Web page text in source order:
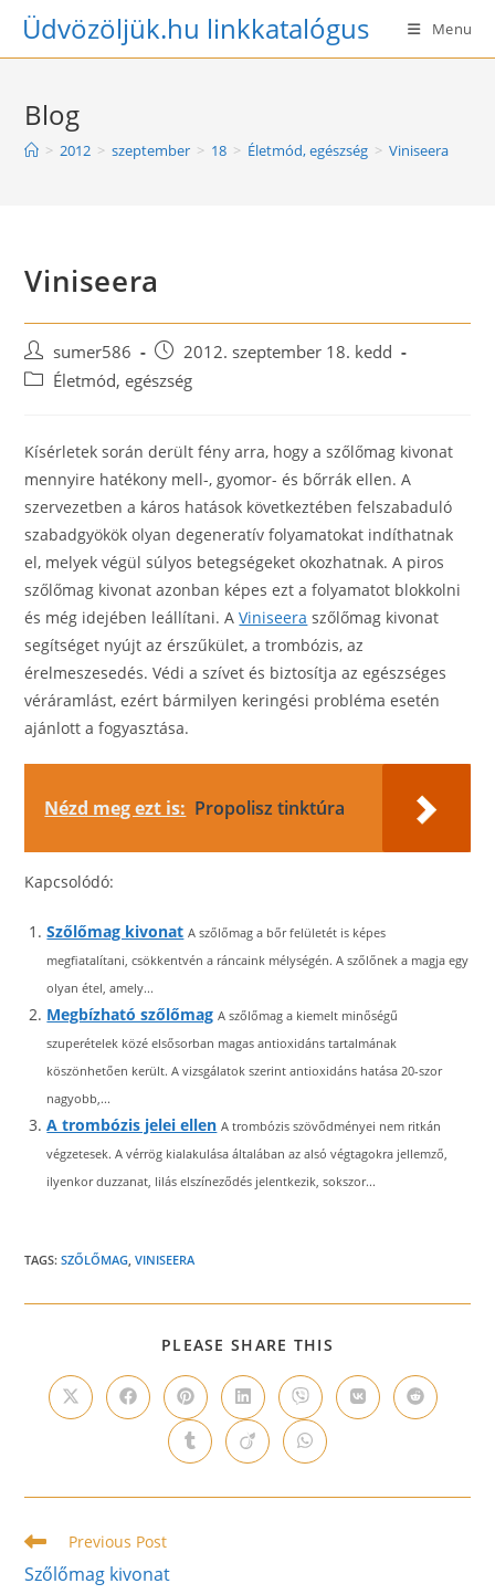
SkipÜdvözöljük.hu linkkatalógus Menu
Blog
> 2012 > szeptember > 18 > Életmód, egészség > Viniseera
Viniseera
Post
author:
sumer586
Post
published:
2012. szeptember 18. kedd
PostÉletmód, egészség
Kísérletek során derült fény arra, hogy a szőlőmag kivonat
mennyire hatékony mell-, gyomor- és bőrrák ellen. A
szervezetben a káros hatások következtében felszabaduló
szabadgyökök olyan degeneratív folyamatokat indíthatnak
el, melyek végül súlyos betegségeket okozhatnak. A piros
szőlőmag kivonat azonban képes ezt a folyamatot blokkolni
és még idejében leállítani. AViniseera szőlőmag kivonat
segítséget nyújt az érszűkület, a trombózis, az
érelmeszesedés. Védi a szívet és biztosítja az egészséges
véráramlást, ezért bármilyen keringési probléma esetén
ajánlott a fogyasztása.
Nézd meg ezt is: Propolisz tinktúra
Kapcsolódó:
Szőlőmag kivonat A szőlőmag a bőr felületét is képes
megfiatalítani, csökkentvén a ráncaink mélységén. A szőlőnek a magja egy
olyan étel, amely...
Megbízható szőlőmag A szőlőmag a kiemelt minőségű
szuperételek közé elsősorban magas antioxidáns tartalmának
köszönhetően került. A vizsgálatok szerint antioxidáns hatása 20-szor
nagyobb,...
A trombózis jelei ellen A trombózis szövődményei nem ritkán
végzetesek. A vérrög kialakulása általában az alsó végtagokra jellemző,
ilyenkor duzzanat, lilás elszíneződés jelentkezik, sokszor...
TAGS:SZŐLŐMAG, VINISEERA
PLEASE SHARE THIS
CONTENT
Opens
in
Opens
in
window
Opens
in
a
new
window
Opens
in
a
new
window
Opens
in
a
new
window
Opens
in
Opens
in
Opens
in
new
Opens
in
new
Opens
in
new
Read
more
articles
Previous Post
Szőlőmag kivonat